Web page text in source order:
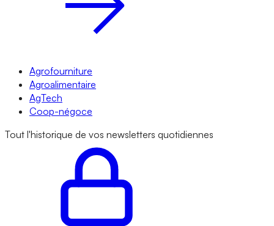
Agrofourniture
Agroalimentaire
AgTech
Coop-négoce
Tout l'historique de vos newsletters quotidiennes